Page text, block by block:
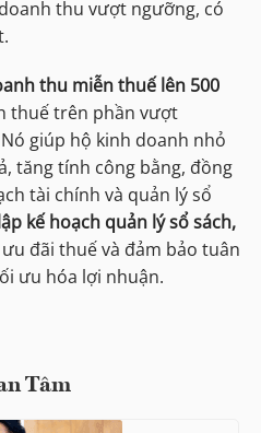
thu vượt ngưỡng, có
thu miễn thuế lên 500
thuế trên phần vượt
giúp hộ kinh doanh nhỏ
tăng tính công bằng, đồng
tài chính và quản lý sổ
kế hoạch quản lý sổ sách,
đãi thuế và đảm bảo tuân
ưu hóa lợi nhuận.
Tâm